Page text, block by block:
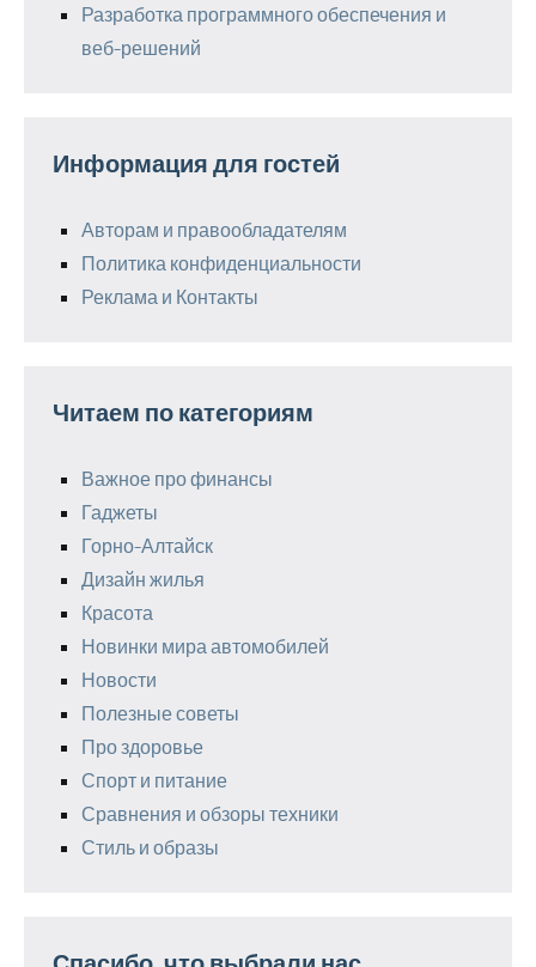
Разработка программного обеспечения и
веб-решений
Информация для гостей
Авторам и правообладателям
Политика конфиденциальности
Реклама и Контакты
Читаем по категориям
Важное про финансы
Гаджеты
Горно-Алтайск
Дизайн жилья
Красота
Новинки мира автомобилей
Новости
Полезные советы
Про здоровье
Спорт и питание
Сравнения и обзоры техники
Стиль и образы